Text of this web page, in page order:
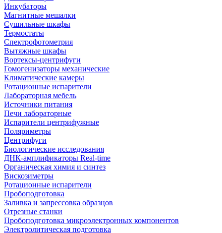
Инкубаторы
Магнитные мешалки
Сушильные шкафы
Термостаты
Спектрофотометрия
Вытяжные шкафы
Вортексы-центрифуги
Гомогенизаторы механические
Климатические камеры
Ротационные испарители
Лабораторная мебель
Источники питания
Печи лабораторные
Испарители центрифужные
Поляриметры
Центрифуги
Биологические исследования
ДНК-амплификаторы Real-time
Органическая химия и синтез
Вискозиметры
Ротационные испарители
Пробоподготовка
Заливка и запрессовка образцов
Отрезные станки
Пробоподготовка микроэлектронных компонентов
Электролитическая подготовка